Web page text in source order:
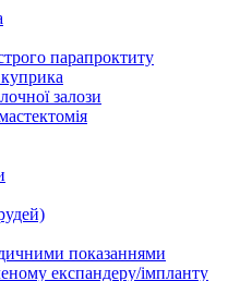
парапроктиту
залози
показаннями
експандеру/імпланту